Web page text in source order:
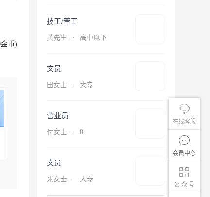
在线客服
会员中心
公 众 号
币)
技工/普工
黄先生 · 高中以下
文员
田女士 · 大专
营业员
付女士 · 0
文员
米女士 · 大专